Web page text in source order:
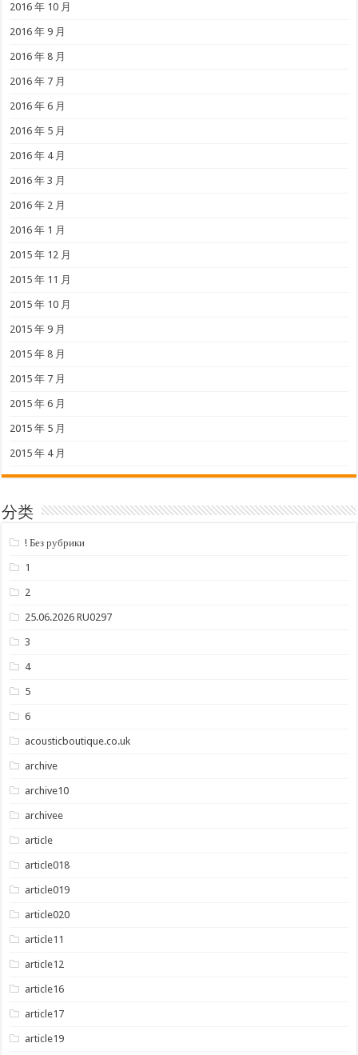
2016 年 10 月
2016 年 9 月
2016 年 8 月
2016 年 7 月
2016 年 6 月
2016 年 5 月
2016 年 4 月
2016 年 3 月
2016 年 2 月
2016 年 1 月
2015 年 12 月
2015 年 11 月
2015 年 10 月
2015 年 9 月
2015 年 8 月
2015 年 7 月
2015 年 6 月
2015 年 5 月
2015 年 4 月
分类
! Без рубрики
1
2
25.06.2026 RU0297
3
4
5
6
acousticboutique.co.uk
archive
archive10
archivee
article
article018
article019
article020
article11
article12
article16
article17
article19